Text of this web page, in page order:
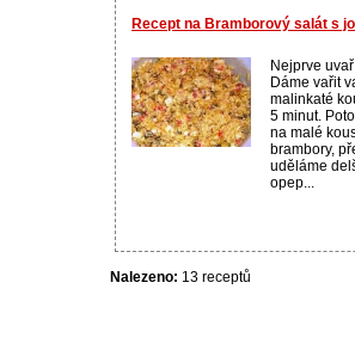
Recept na Bramborový salát s
Nejprve
Dáme vařit
malinkaté
5 minut.
na malé
brambory,
uděláme
opep...
Nalezeno: 13 receptů